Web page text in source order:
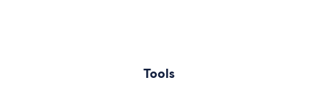
Tools